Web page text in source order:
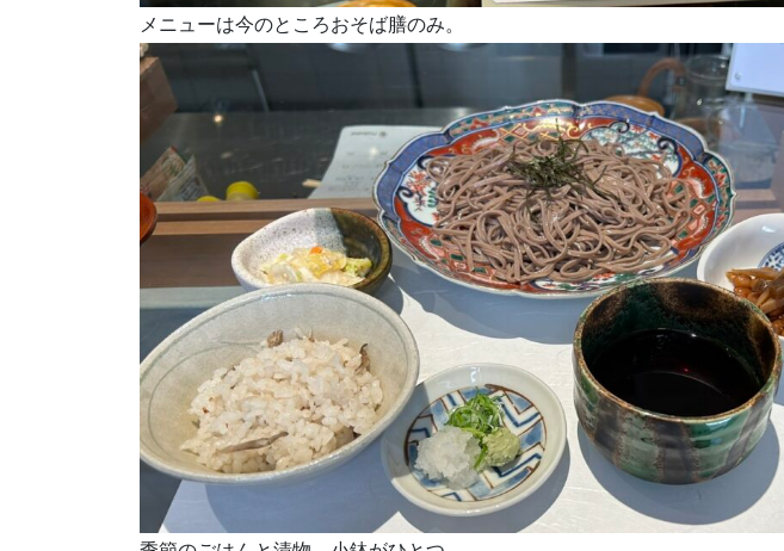
メニューは今のところおそば膳のみ。